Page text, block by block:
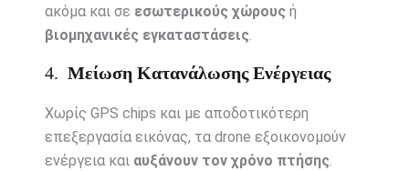
ακόμα και σε εσωτερικούς χώρους ή
βιομηχανικές εγκαταστάσεις.
4. Μείωση Κατανάλωσης Ενέργειας
Χωρίς GPS chips και με αποδοτικότερη
επεξεργασία εικόνας, τα drone εξοικονομούν
ενέργεια και αυξάνουν τον χρόνο πτήσης.